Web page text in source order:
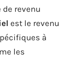
revenu
est le revenu
à
les